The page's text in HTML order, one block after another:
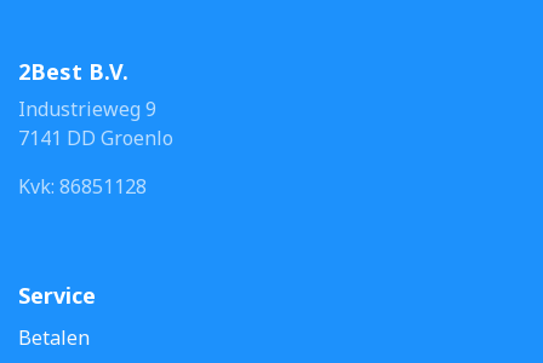
2Best B.V.
Industrieweg 9
7141 DD Groenlo
Kvk: 86851128
Service
Betalen